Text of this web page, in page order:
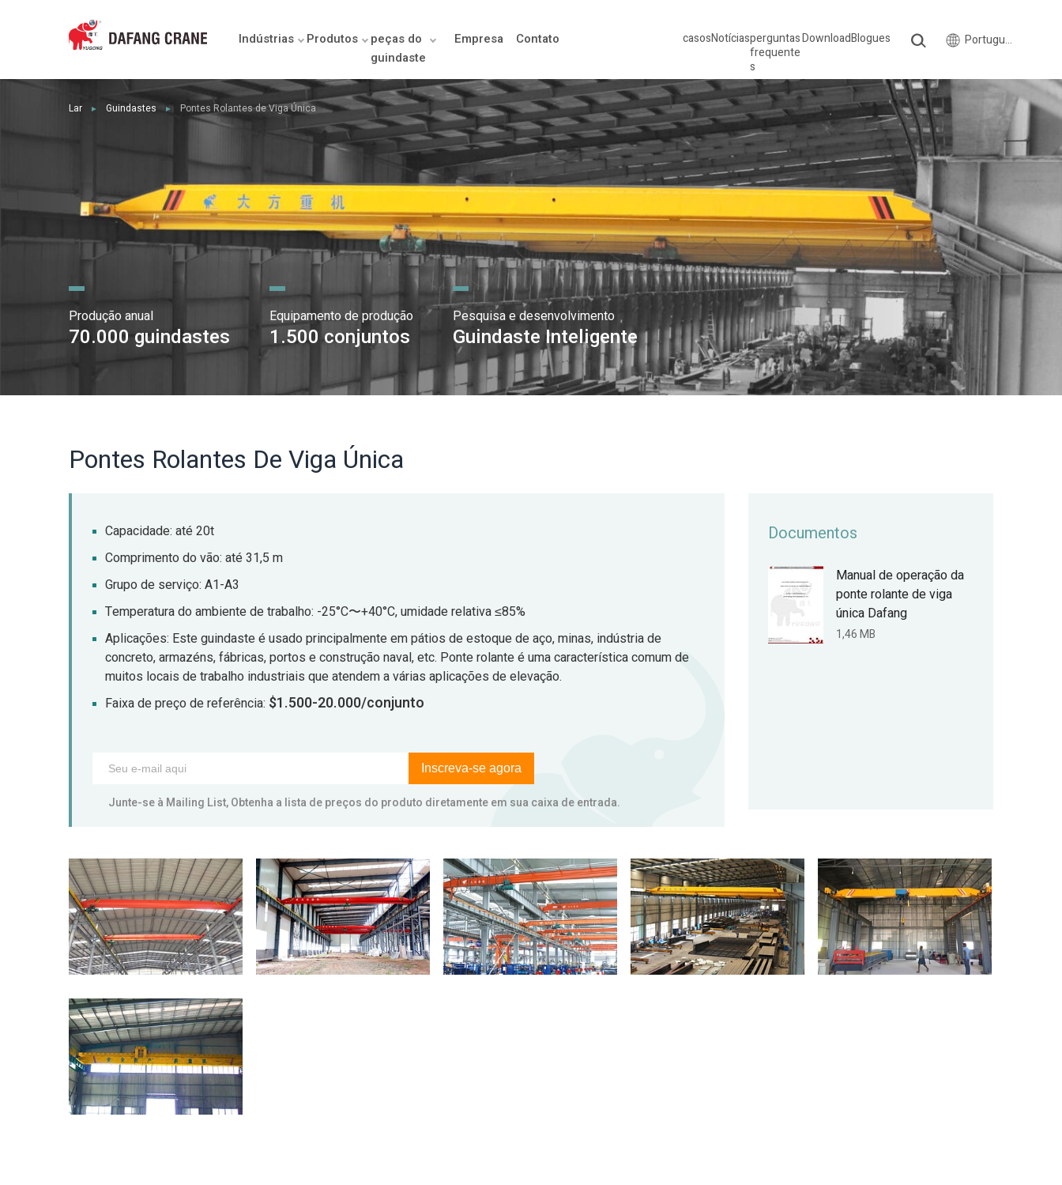
Indústrias Produtos
peças do
guindaste
Empresa Contato casosNotíciasperguntas
frequente
s
DownloadBlogues Português do Brasil
Lar ► Guindastes ► Pontes Rolantes de Viga Única
Produção anual
70.000 guindastes
Equipamento de produção
1.500 conjuntos
Pesquisa e desenvolvimento
Guindaste Inteligente
Pontes Rolantes De Viga Única
Capacidade: até 20t
Comprimento do vão: até 31,5 m
Grupo de serviço: A1-A3
Temperatura do ambiente de trabalho: -25°C〜+40°C, umidade relativa ≤85%
Aplicações: Este guindaste é usado principalmente em pátios de estoque de aço, minas, indústria de
concreto, armazéns, fábricas, portos e construção naval, etc. Ponte rolante é uma característica comum de
muitos locais de trabalho industriais que atendem a várias aplicações de elevação.
Faixa de preço de referência: $1.500-20.000/conjunto
Inscreva-se agora
Junte-se à Mailing List, Obtenha a lista de preços do produto diretamente em sua caixa de entrada.
Documentos
Manual de operação da
ponte rolante de viga
única Dafang
1,46 MB